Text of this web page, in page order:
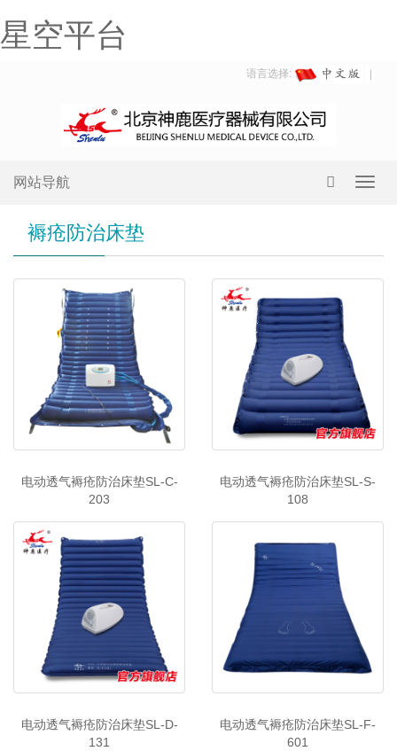
星空平台
语言选择:
网站导航
褥疮防治床垫
电动透气褥疮防治床垫SL-C-
203
电动透气褥疮防治床垫SL-S-
108
电动透气褥疮防治床垫SL-D-
131
电动透气褥疮防治床垫SL-F-
601